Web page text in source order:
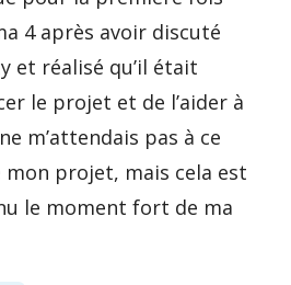
4 après avoir discuté
et réalisé qu’il était
le projet et de l’aider à
m’attendais pas à ce
mon projet, mais cela est
le moment fort de ma